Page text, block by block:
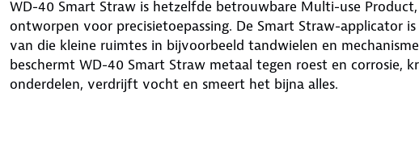
WD-40 Smart Straw is hetzelfde betrouwbare Multi-use Product,
ontworpen voor precisietoepassing. De Smart Straw-applicator
van die kleine ruimtes in bijvoorbeeld tandwielen en
beschermt WD-40 Smart Straw metaal tegen roest en corrosie,
onderdelen, verdrijft vocht en smeert het bijna alles.